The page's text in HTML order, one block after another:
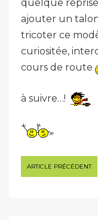
quelque reprise
ajouter un
tricoter ce
curiositée,
cours de route
à suivre…!
Navigation
de
ARTICLE PRÉCÉDENT